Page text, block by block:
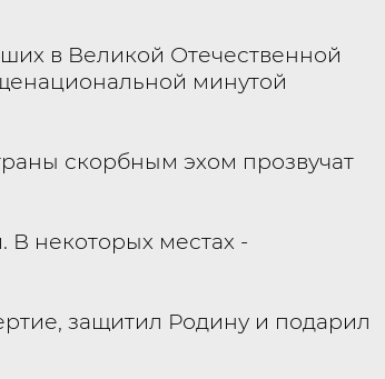
в Великой Отечественной
минутой
скорбным эхом прозвучат
В некоторых местах -
защитил Родину и подарил